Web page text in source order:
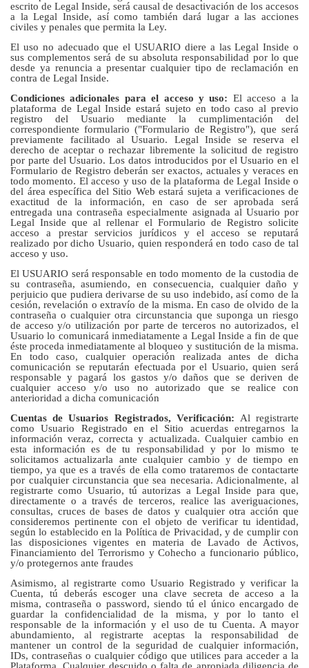
escrito de Legal Inside, será causal de desactivación de los accesos
a la Legal Inside, así como también dará lugar a las acciones
civiles y penales que permita la Ley.
El uso no adecuado que el USUARIO diere a las Legal Inside o
sus complementos será de su absoluta responsabilidad por lo que
desde ya renuncia a presentar cualquier tipo de reclamación en
contra de Legal Inside.
Condiciones adicionales para el acceso y uso: El acceso a la
plataforma de Legal Inside estará sujeto en todo caso al previo
registro del Usuario mediante la cumplimentación del
correspondiente formulario ("Formulario de Registro"), que será
previamente facilitado al Usuario. Legal Inside se reserva el
derecho de aceptar o rechazar libremente la solicitud de registro
por parte del Usuario. Los datos introducidos por el Usuario en el
Formulario de Registro deberán ser exactos, actuales y veraces en
todo momento. El acceso y uso de la plataforma de Legal Inside o
del área específica del Sitio Web estará sujeta a verificaciones de
exactitud de la información, en caso de ser aprobada será
entregada una contraseña especialmente asignada al Usuario por
Legal Inside que al rellenar el Formulario de Registro solicite
acceso a prestar servicios jurídicos y el acceso se reputará
realizado por dicho Usuario, quien responderá en todo caso de tal
acceso y uso.
El USUARIO será responsable en todo momento de la custodia de
su contraseña, asumiendo, en consecuencia, cualquier daño y
perjuicio que pudiera derivarse de su uso indebido, así como de la
cesión, revelación o extravío de la misma. En caso de olvido de la
contraseña o cualquier otra circunstancia que suponga un riesgo
de acceso y/o utilización por parte de terceros no autorizados, el
Usuario lo comunicará inmediatamente a Legal Inside a fin de que
éste proceda inmediatamente al bloqueo y sustitución de la misma.
En todo caso, cualquier operación realizada antes de dicha
comunicación se reputarán efectuada por el Usuario, quien será
responsable y pagará los gastos y/o daños que se deriven de
cualquier acceso y/o uso no autorizado que se realice con
anterioridad a dicha comunicación
Cuentas de Usuarios Registrados, Verificación: Al registrarte
como Usuario Registrado en el Sitio acuerdas entregarnos la
información veraz, correcta y actualizada. Cualquier cambio en
esta información es de tu responsabilidad y por lo mismo te
solicitamos actualizarla ante cualquier cambio y de tiempo en
tiempo, ya que es a través de ella como trataremos de contactarte
por cualquier circunstancia que sea necesaria. Adicionalmente, al
registrarte como Usuario, tú autorizas a Legal Inside para que,
directamente o a través de terceros, realice las averiguaciones,
consultas, cruces de bases de datos y cualquier otra acción que
consideremos pertinente con el objeto de verificar tu identidad,
según lo establecido en la Política de Privacidad, y de cumplir con
las disposiciones vigentes en materia de Lavado de Activos,
Financiamiento del Terrorismo y Cohecho a funcionario público,
y/o protegernos ante fraudes
Asimismo, al registrarte como Usuario Registrado y verificar la
Cuenta, tú deberás escoger una clave secreta de acceso a la
misma, contraseña o password, siendo tú el único encargado de
guardar la confidencialidad de la misma, y por lo tanto el
responsable de la información y el uso de tu Cuenta. A mayor
abundamiento, al registrarte aceptas la responsabilidad de
mantener un control de la seguridad de cualquier información,
IDs, contraseñas o cualquier código que utilices para acceder a la